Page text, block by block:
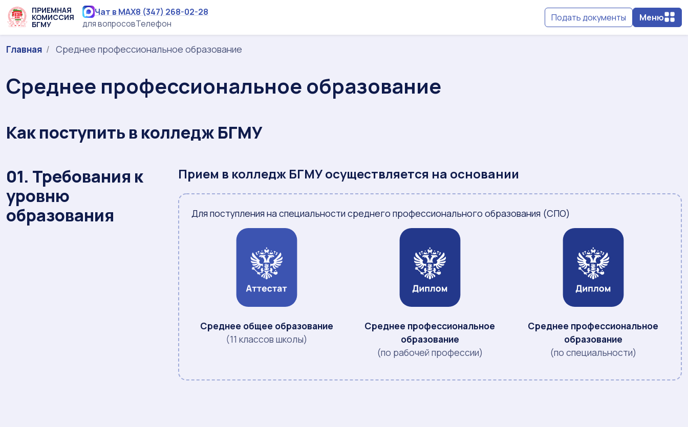
ПРИЕМНАЯ
КОМИССИЯ
БГМУ
Чат в MAX
для вопросов
8 (347) 268-02-28
Телефон
Подать документы Меню
Главная Среднее профессиональное образование
Среднее профессиональное образование
Как поступить в колледж БГМУ
01. Требования к
уровню
образования
Прием в колледж БГМУ осуществляется на основании
Для поступления на специальности среднего профессионального образования (СПО)
Среднее общее образование
(11 классов школы)
Среднее профессиональное
образование
(по рабочей профессии)
Среднее профессиональное
образование
(по специальности)